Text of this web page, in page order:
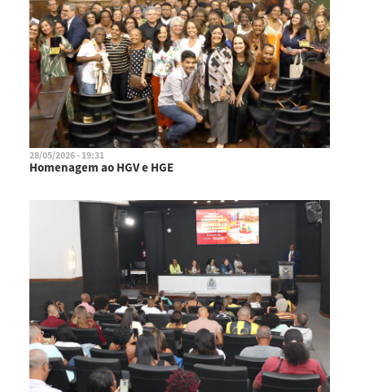
28/05/2026 - 19:31
Homenagem ao HGV e HGE